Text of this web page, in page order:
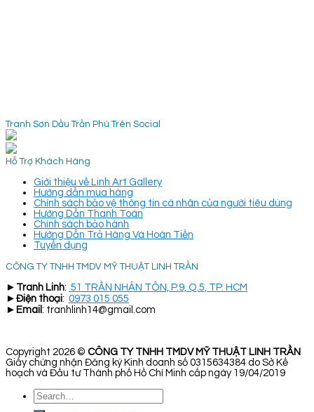
Tranh Sơn Dầu Trần Phú Trên Social
Hỗ Trợ Khách Hàng
Giới thiệu về Linh Art Gallery
Hướng dẫn mua hàng
Chính sách bảo vệ thông tin cá nhân của người tiêu dùng
Hướng Dẫn Thanh Toán
Chính sách bảo hành
Hướng Dẫn Trả Hàng Và Hoàn Tiền
Tuyển dụng
CÔNG TY TNHH TMDV MỸ THUẬT LINH TRẦN
► Tranh Linh: 51 TRẦN NHÂN TÔN, P.9, Q.5, TP. HCM
► Điện thoại: 0973 015 055
► Email : tranhlinh14@gmail.com
Copyright 2026 © CÔNG TY TNHH TMDV MỸ THUẬT LINH TRẦN
Giấy chứng nhận Đăng ký Kinh doanh số 0315634384 do Sở Kế
hoạch và Đầu tư Thành phố Hồ Chí Minh cấp ngày 19/04/2019
Search
for: